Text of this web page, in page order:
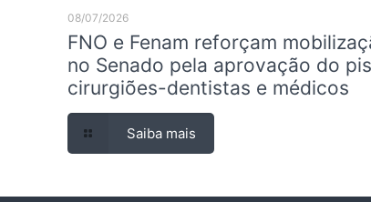
08/07/2026
FNO e Fenam reforçam
no Senado pela aprovação do
cirurgiões-dentistas e médicos
Saiba mais